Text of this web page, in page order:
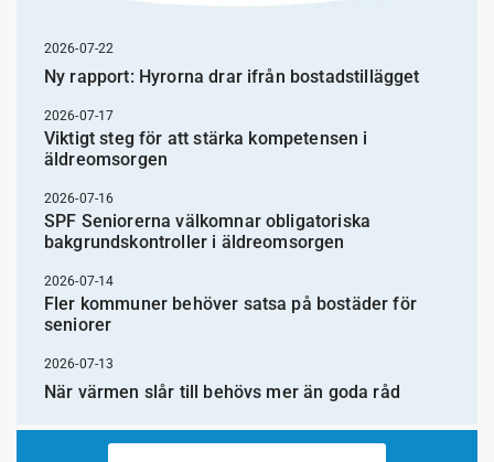
2026-07-22
Ny rapport: Hyrorna drar ifrån bostadstillägget
2026-07-17
Viktigt steg för att stärka kompetensen i
äldreomsorgen
2026-07-16
SPF Seniorerna välkomnar obligatoriska
bakgrundskontroller i äldreomsorgen
2026-07-14
Fler kommuner behöver satsa på bostäder för
seniorer
2026-07-13
När värmen slår till behövs mer än goda råd